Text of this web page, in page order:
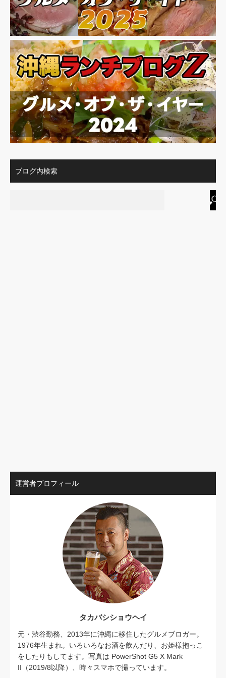
ブログ内検索
運営者プロフィール
タカバシショウヘイ
元・渋谷勤務、2013年に沖縄に移住したグルメブロガー。
1976年生まれ。いろいろなお酒を飲んだり、お姫様抱っこ
をしたりもしてます。写真は PowerShot G5 X Mark
II（2019/8以降）、時々スマホで撮っています。